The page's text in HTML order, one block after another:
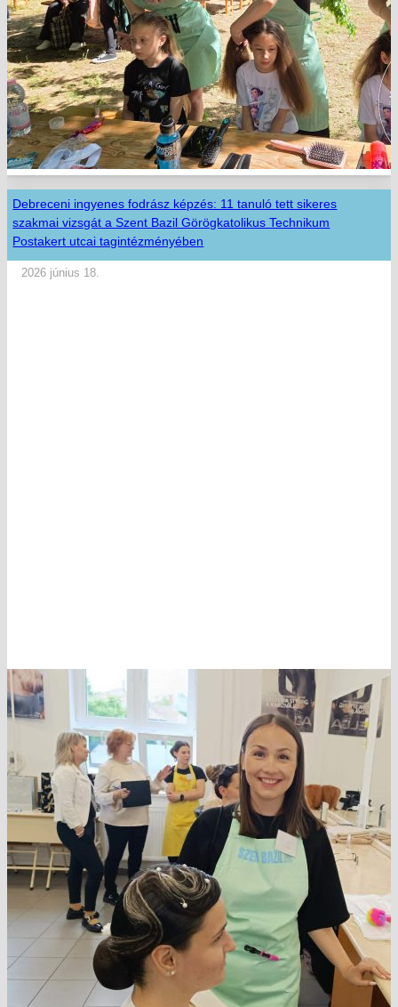
Debreceni ingyenes fodrász képzés: 11 tanuló tett sikeres
szakmai vizsgát a Szent Bazil Görögkatolikus Technikum
Postakert utcai tagintézményében
2026 június 18.